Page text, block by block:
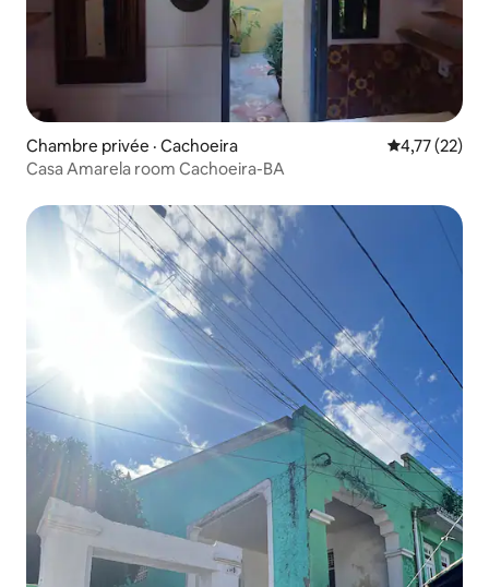
Chambre privée · Cachoeira Note
4,77 (22)
Casa Amarela room Cachoeira-BA